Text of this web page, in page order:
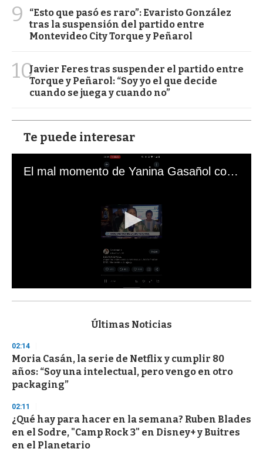
9
“Esto que pasó es raro”: Evaristo González
tras la suspensión del partido entre
Montevideo City Torque y Peñarol
10Javier Feres tras suspender el partido entre
Torque y Peñarol: “Soy yo el que decide
cuando se juega y cuando no”
Te puede interesar
El mal momento de Yanina Gasañol con un hincha argentino en "Subrayado"
s
d
s
o
f
3
s
e
c
o
n
Últimas Noticias
02:14
Moria Casán, la serie de Netflix y cumplir 80
años: “Soy una intelectual, pero vengo en otro
packaging”
02:11
¿Qué hay para hacer en la semana? Ruben Blades
en el Sodre, "Camp Rock 3" en Disney+ y Buitres
en el Planetario